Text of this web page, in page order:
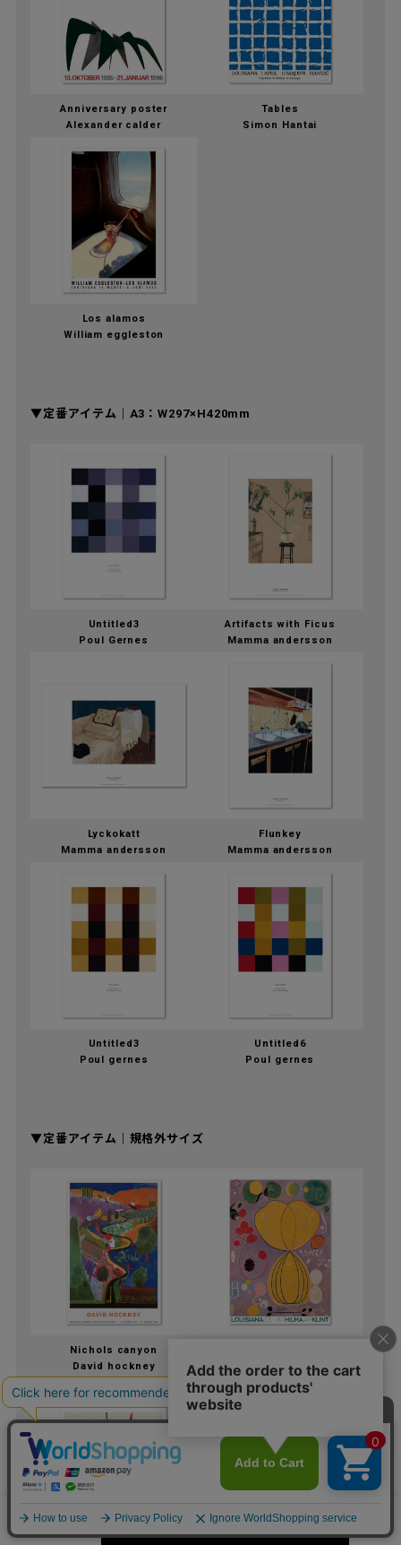
数量 カートに入れる
Anniversary poster
Alexander calder
Tables
Simon Hantai
Los alamos
William eggleston
▼定番アイテム｜A3：W297×H420mm
Untitled3
Poul Gernes
Artifacts with Ficus
Mamma andersson
Lyckokatt
Mamma andersson
Flunkey
Mamma andersson
Untitled3
Poul gernes
Untitled6
Poul gernes
▼定番アイテム｜規格外サイズ
Nichols canyon
David hockney
the ten greatest no7
Hilma af klint